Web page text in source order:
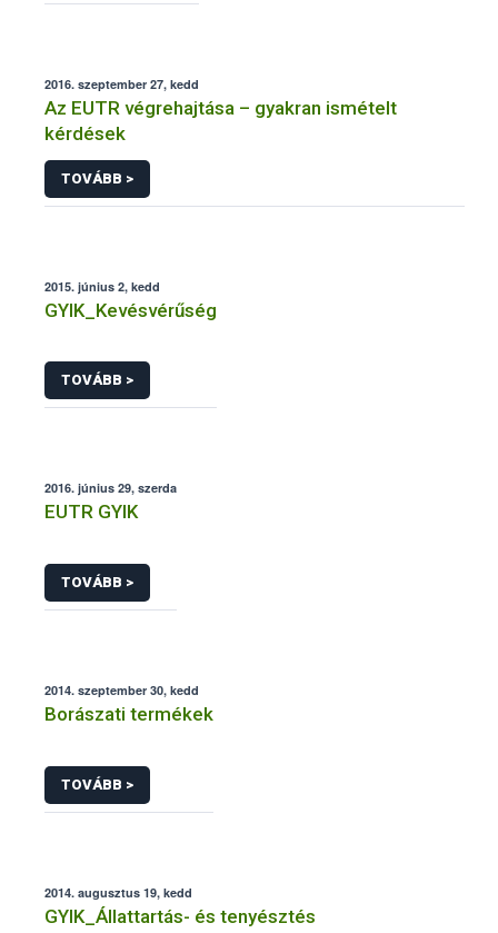
2016. szeptember 27, kedd
Az EUTR végrehajtása – gyakran ismételt
kérdések
TOVÁBB >
2015. június 2, kedd
GYIK_Kevésvérűség
TOVÁBB >
2016. június 29, szerda
EUTR GYIK
TOVÁBB >
2014. szeptember 30, kedd
Borászati termékek
TOVÁBB >
2014. augusztus 19, kedd
GYIK_Állattartás- és tenyésztés